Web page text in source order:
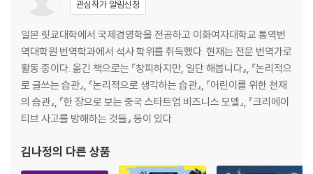
2 자기 자신과 제3자 양쪽의 관점에서 사실을 바라보자
3 ‘타우린 2,000mg’은 어느 정도 효과가 있는 걸까?
4 광고에 현혹되지 말자! 의심하지 않으면 손해 본다
5 ‘찬성’과 ‘반대’ 의견을 함께 나누면 상대방을 이해할 수 있다
6 논리적인 사람은 자기 자신의 옳고 그름을 판단한다
[생각 뿜뿜] 누가 방귀를 뀌었을까?
1 습관적 사고에 대한 이해를 넓히자
2 ‘바이어스(Bias)’는 논리적 사고의 적이다
관심작가 알림신청
일본 릿쿄대학에서 국제경영학을 전공하고 이화여자대학교 통역번
역대학원 번역학과에서 석사 학위를 취득했다. 현재는 전문 번역가로
활동 중이다. 옮긴 책으로는 『창피하지만, 일단 해봅니다』, 『논리적으
로 글쓰는 습관』, 『논리적으로 생각하는 습관』, 『어린이를 위한 천재
의 습관』, 『한 장으로 보는 중국 스타트업 비즈니스 모델』, 『크리에이
티브 사고를 방해하는 것들』 등이 있다.
김나정의 다른 상품